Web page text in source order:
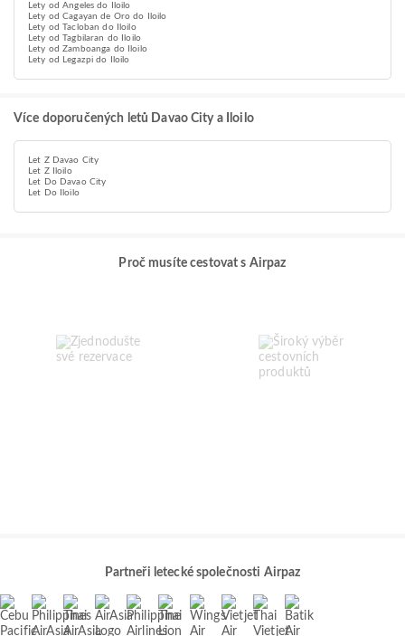
Lety od Angeles do Iloilo
Lety od Cagayan de Oro do Iloilo
Lety od Tacloban do Iloilo
Lety od Tagbilaran do Iloilo
Lety od Zamboanga do Iloilo
Lety od Legazpi do Iloilo
Více doporučených letů Davao City a Iloilo
Let Z Davao City
Let Z Iloilo
Let Do Davao City
Let Do Iloilo
Proč musíte cestovat s Airpaz
Partneři letecké společnosti Airpaz